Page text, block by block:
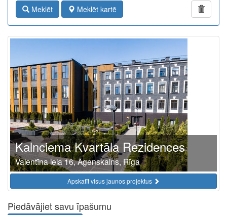
Meklēt Meklēt kartē
Kalnciema Kvartāla Rezidences
Valentīna iela 16, Āgenskalns, Rīga
Apskatīt visus jaunos projektus
Piedāvājiet savu īpašumu